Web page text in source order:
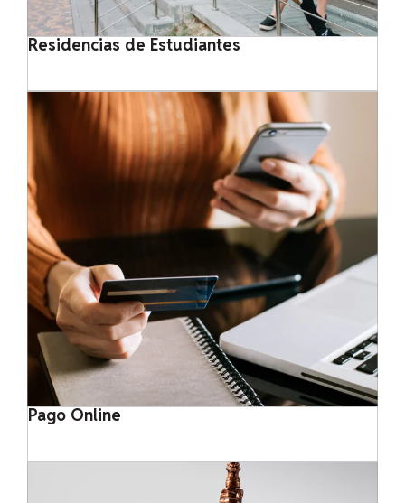
Residencias de Estudiantes
Pago Online